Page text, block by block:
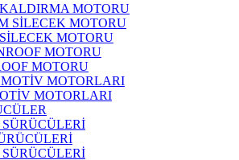
MOTORU
MOTORU
MOTORU
MOTORLARI